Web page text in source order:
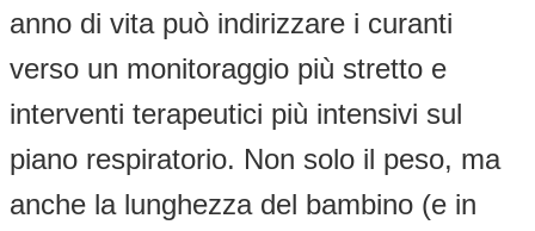
anno di vita può indirizzare i curanti
verso un monitoraggio più stretto e
interventi terapeutici più intensivi sul
piano respiratorio. Non solo il peso, ma
anche la lunghezza del bambino (e in